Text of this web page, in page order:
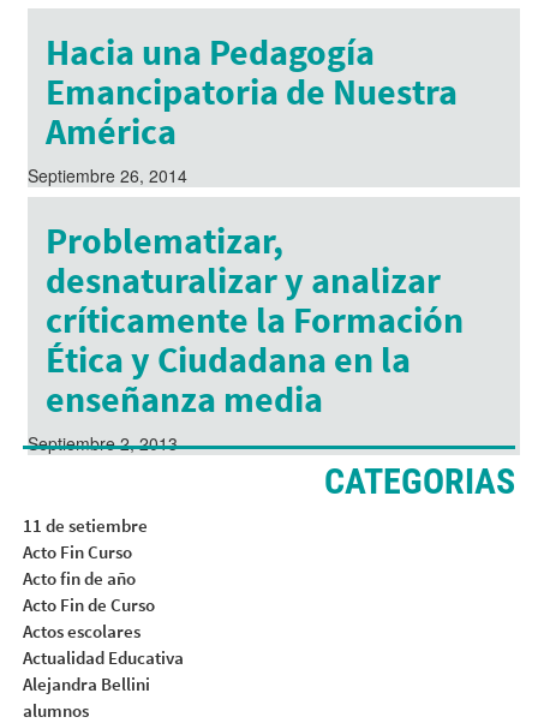
Hacia una Pedagogía
Emancipatoria de Nuestra
América
Septiembre 26, 2014
Problematizar,
desnaturalizar y analizar
críticamente la Formación
Ética y Ciudadana en la
enseñanza media
Septiembre 2, 2013
CATEGORIAS
11 de setiembre
Acto Fin Curso
Acto fin de año
Acto Fin de Curso
Actos escolares
Actualidad Educativa
Alejandra Bellini
alumnos